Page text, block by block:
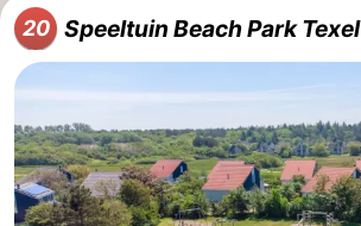
20 Speeltuin Beach Park Texel